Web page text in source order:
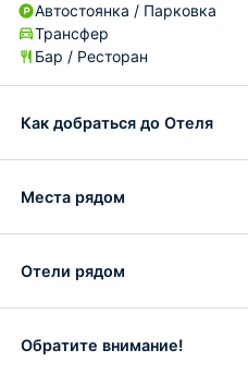
Автостоянка / Парковка
Трансфер
Бар / Ресторан
Как добраться до Отеля
Места рядом
Отели рядом
Обратите внимание!